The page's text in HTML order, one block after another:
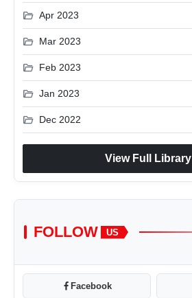
folder_open Apr 2023
folder_open Mar 2023
folder_open Feb 2023
folder_open Jan 2023
folder_open Dec 2022
View Full Library
FOLLOW US
Facebook